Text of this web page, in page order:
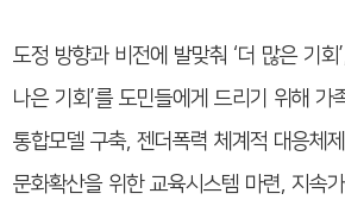
도정 방향과 비전에 발맞춰 ‘더 많은 기회
나은 기회’를 도민들에게 드리기 위해 가
통합모델 구축, 젠더폭력 체계적 대응체
문화확산을 위한 교육시스템 마련, 지속